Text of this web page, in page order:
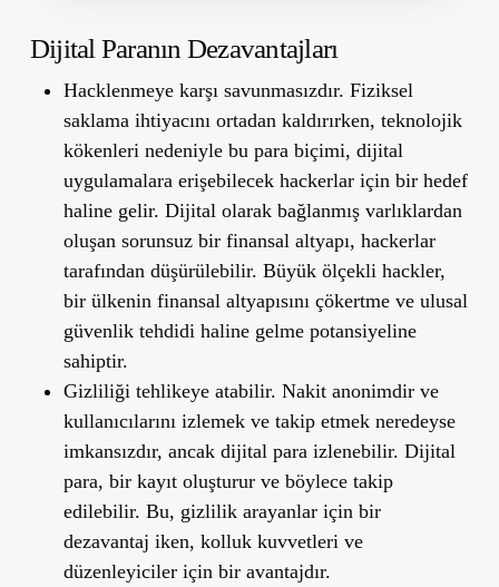
Dijital Paranın Dezavantajları
Hacklenmeye karşı savunmasızdır. Fiziksel
saklama ihtiyacını ortadan kaldırırken, teknolojik
kökenleri nedeniyle bu para biçimi, dijital
uygulamalara erişebilecek hackerlar için bir hedef
haline gelir. Dijital olarak bağlanmış varlıklardan
oluşan sorunsuz bir finansal altyapı, hackerlar
tarafından düşürülebilir. Büyük ölçekli hackler,
bir ülkenin finansal altyapısını çökertme ve ulusal
güvenlik tehdidi haline gelme potansiyeline
sahiptir.
Gizliliği tehlikeye atabilir. Nakit anonimdir ve
kullanıcılarını izlemek ve takip etmek neredeyse
imkansızdır, ancak dijital para izlenebilir. Dijital
para, bir kayıt oluşturur ve böylece takip
edilebilir. Bu, gizlilik arayanlar için bir
dezavantaj iken, kolluk kuvvetleri ve
düzenleyiciler için bir avantajdır.